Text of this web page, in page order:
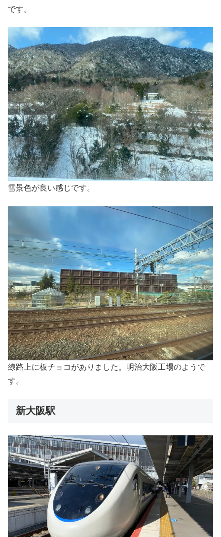
です。
雪景色が良い感じです。
線路上に板チョコがありました。明治大阪工場のようで
す。
新大阪駅